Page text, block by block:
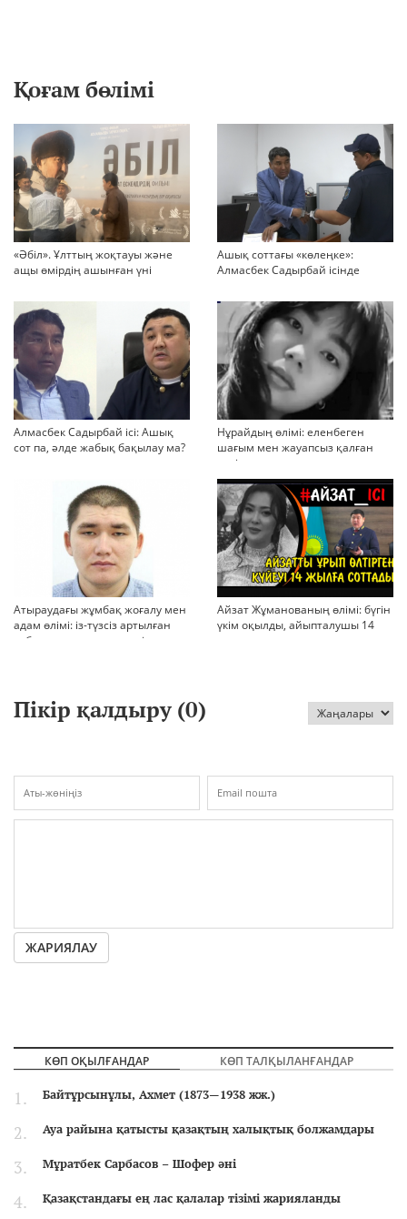
Қоғам бөлімі
«Әбіл». Ұлттың жоқтауы және
ащы өмірдің ашынған үні
Ашық соттағы «көлеңке»:
Алмасбек Садырбай ісінде
көбейіп барады
Алмасбек Садырбай ісі: Ашық
сот па, әлде жабық бақылау ма?
Нұрайдың өлімі: еленбеген
шағым мен жауапсыз қалған
қауіп
Атыраудағы жұмбақ жоғалу мен
адам өлімі: із-түзсіз артылған
отбасы, полиция тергеуі және
Айзат Жұманованың өлімі: бүгін
үкім оқылды, айыпталушы 14
Пікір қалдыру (0)
ЖАРИЯЛАУ
КӨП ОҚЫЛҒАНДАР КӨП ТАЛҚЫЛАНҒАНДАР
Байтұрсынұлы, Ахмет (1873—1938 жж.)
Ауа райына қатысты қазақтың халықтық болжамдары
Мұратбек Сарбасов – Шофер әні
Қазақстандағы ең лас қалалар тізімі жарияланды